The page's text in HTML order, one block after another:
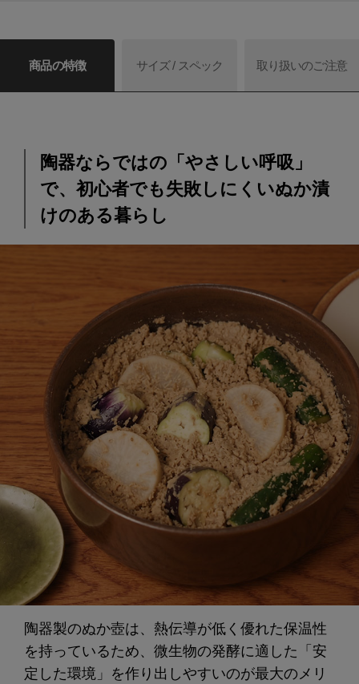
商品の特徴 サイズ / スペック 取り扱いのご注意
陶器ならではの「やさしい呼吸」
で、初心者でも失敗しにくいぬか漬
けのある暮らし
陶器製のぬか壺は、熱伝導が低く優れた保温性
を持っているため、微生物の発酵に適した「安
定した環境」を作り出しやすいのが最大のメリ